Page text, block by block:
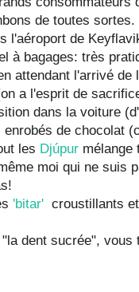
de toutes
l'aéroport de
à bagages: très
attendant l'arrivé de
a l'esprit de
dans la voiture
de chocolat
les Djúpur mélange
moi qui ne suis
'bitar' croustillants
dent sucrée", vous